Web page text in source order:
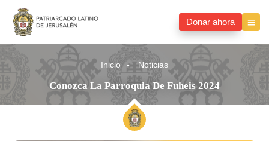
Donar ahora
Inicio Noticias
Conozca La Parroquia De Fuheis 2024